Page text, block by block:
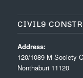
CIVIL9
Address:
120/1089 M Society
Nonthaburi 11120